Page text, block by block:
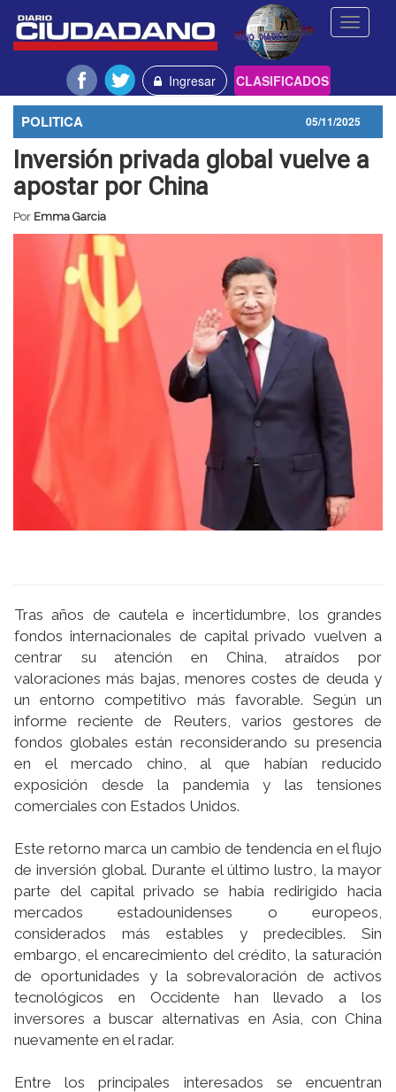
Toggle
Ingresar CLASIFICADOS
POLITICA 05/11/2025
Inversión privada global vuelve a
apostar por China
Por Emma Garcia
Tras años de cautela e incertidumbre, los grandes
fondos internacionales de capital privado vuelven a
centrar su atención en China, atraídos por
valoraciones más bajas, menores costes de deuda y
un entorno competitivo más favorable. Según un
informe reciente de Reuters, varios gestores de
fondos globales están reconsiderando su presencia
en el mercado chino, al que habían reducido
exposición desde la pandemia y las tensiones
comerciales con Estados Unidos.
Este retorno marca un cambio de tendencia en el flujo
de inversión global. Durante el último lustro, la mayor
parte del capital privado se había redirigido hacia
mercados estadounidenses o europeos,
considerados más estables y predecibles. Sin
embargo, el encarecimiento del crédito, la saturación
de oportunidades y la sobrevaloración de activos
tecnológicos en Occidente han llevado a los
inversores a buscar alternativas en Asia, con China
nuevamente en el radar.
Entre los principales interesados se encuentran